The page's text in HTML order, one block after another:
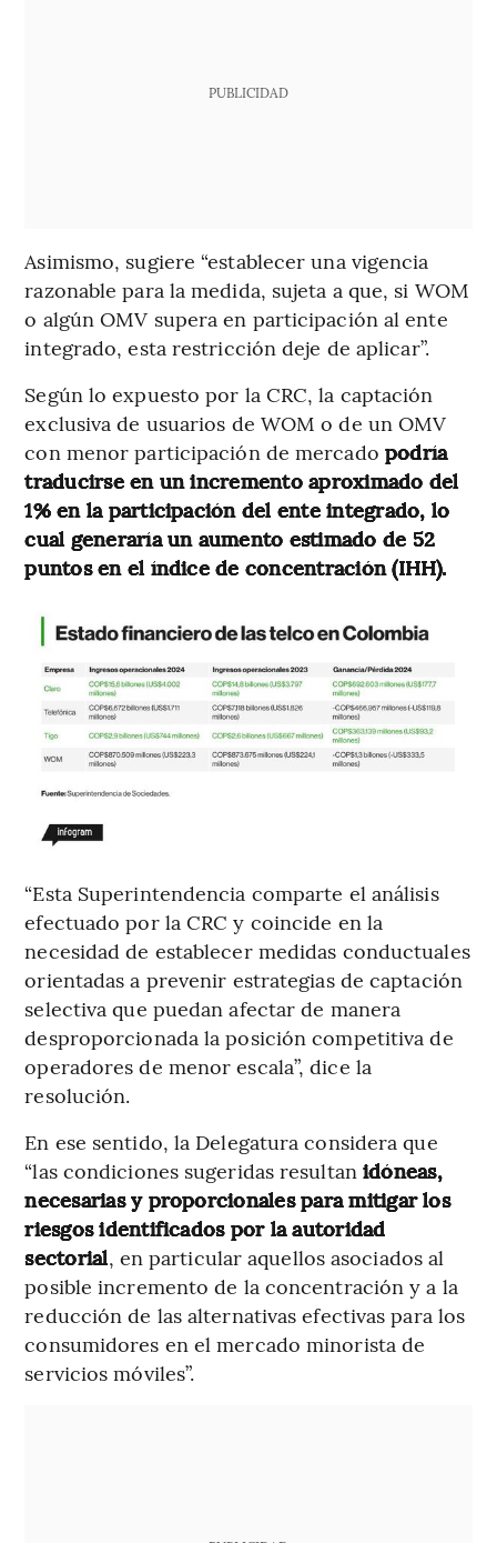
PUBLICIDAD
Asimismo, sugiere “establecer una vigencia
razonable para la medida, sujeta a que, si WOM
o algún OMV supera en participación al ente
integrado, esta restricción deje de aplicar”.
Según lo expuesto por la CRC, la captación
exclusiva de usuarios de WOM o de un OMV
con menor participación de mercado podría
traducirse en un incremento aproximado del
1% en la participación del ente integrado, lo
cual generaría un aumento estimado de 52
puntos en el índice de concentración (IHH).
“Esta Superintendencia comparte el análisis
efectuado por la CRC y coincide en la
necesidad de establecer medidas conductuales
orientadas a prevenir estrategias de captación
selectiva que puedan afectar de manera
desproporcionada la posición competitiva de
operadores de menor escala”, dice la
resolución.
En ese sentido, la Delegatura considera que
“las condiciones sugeridas resultan idóneas,
necesarias y proporcionales para mitigar los
riesgos identificados por la autoridad
sectorial, en particular aquellos asociados al
posible incremento de la concentración y a la
reducción de las alternativas efectivas para los
consumidores en el mercado minorista de
servicios móviles”.